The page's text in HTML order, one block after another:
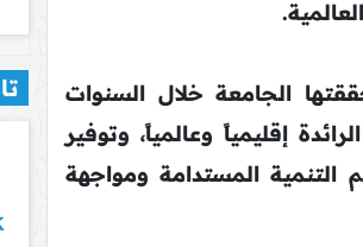
الجامعة خلال السنوات
إقليمياً وعالمياً، وتوفير
التنمية المستدامة ومواجهة